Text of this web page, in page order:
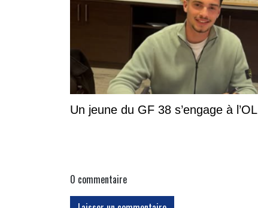
Un jeune du GF 38 s’engage à l’OL
0 commentaire